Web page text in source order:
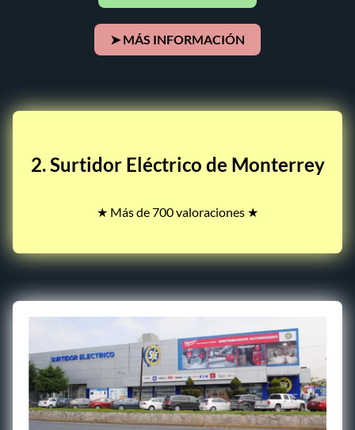
➤ MÁS INFORMACIÓN
2. Surtidor Eléctrico de Monterrey
★ Más de 700 valoraciones ★